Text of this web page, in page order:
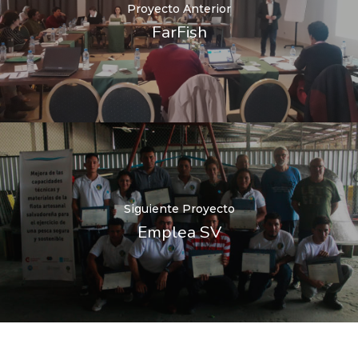
Proyecto Anterior
FarFish
Siguiente Proyecto
Emplea SV